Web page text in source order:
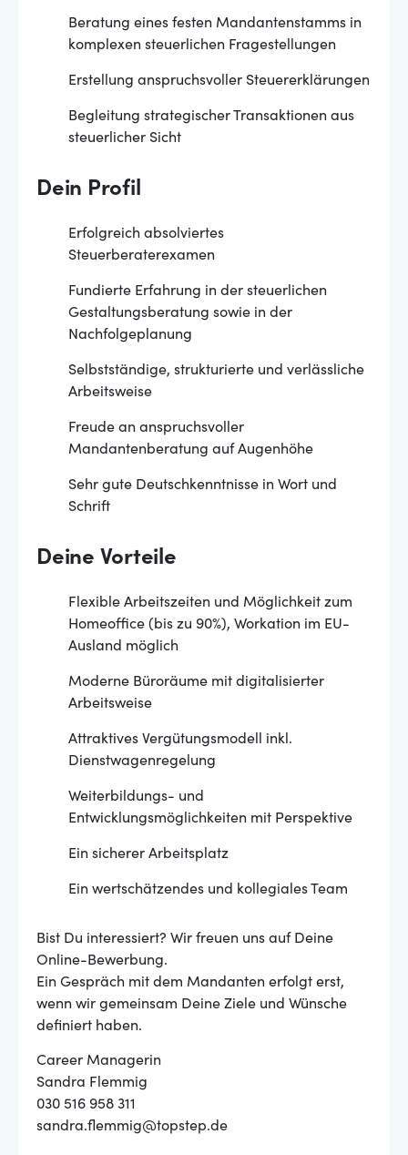
Beratung eines festen Mandantenstamms in
komplexen steuerlichen Fragestellungen
Erstellung anspruchsvoller Steuererklärungen
Begleitung strategischer Transaktionen aus
steuerlicher Sicht
Dein Profil
Erfolgreich absolviertes
Steuerberaterexamen
Fundierte Erfahrung in der steuerlichen
Gestaltungsberatung sowie in der
Nachfolgeplanung
Selbstständige, strukturierte und verlässliche
Arbeitsweise
Freude an anspruchsvoller
Mandantenberatung auf Augenhöhe
Sehr gute Deutschkenntnisse in Wort und
Schrift
Deine Vorteile
Flexible Arbeitszeiten und Möglichkeit zum
Homeoffice (bis zu 90%), Workation im EU-
Ausland möglich
Moderne Büroräume mit digitalisierter
Arbeitsweise
Attraktives Vergütungsmodell inkl.
Dienstwagenregelung
Weiterbildungs- und
Entwicklungsmöglichkeiten mit Perspektive
Ein sicherer Arbeitsplatz
Ein wertschätzendes und kollegiales Team
Bist Du interessiert? Wir freuen uns auf Deine
Online-Bewerbung.
Ein Gespräch mit dem Mandanten erfolgt erst,
wenn wir gemeinsam Deine Ziele und Wünsche
definiert haben.
Career Managerin
Sandra Flemmig
030 516 958 311
sandra.flemmig@topstep.de